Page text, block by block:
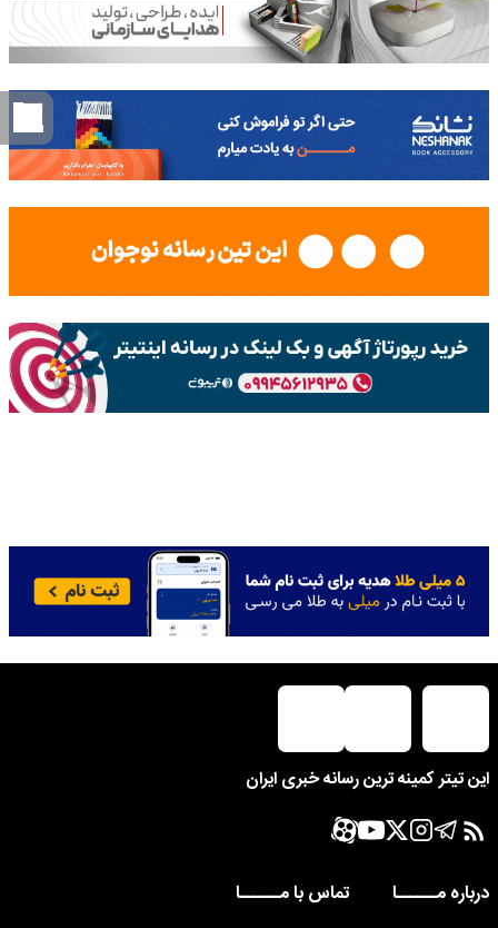
این تیتر کمینه ترین رسانه خبری ایران
درباره مــــــا
تماس با مــــــا